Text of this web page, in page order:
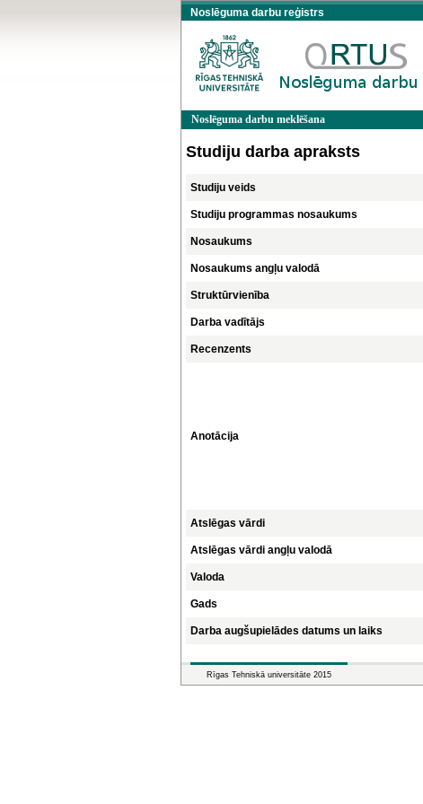
Noslēguma darbu reģistrs
Noslēguma darbu meklēšana
Studiju darba apraksts
Studiju veids
Studiju programmas nosaukums
Nosaukums
Nosaukums angļu valodā
Struktūrvienība
Darba vadītājs
Recenzents
Anotācija
Atslēgas vārdi
Atslēgas vārdi angļu valodā
Valoda
Gads
Darba augšupielādes datums un laiks
Rīgas Tehniskā universitāte 2015